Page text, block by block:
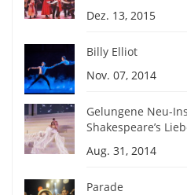
Dez. 13, 2015
Billy Elliot
Nov. 07, 2014
Gelungene Neu-
Shakespeare’s
Aug. 31, 2014
Parade